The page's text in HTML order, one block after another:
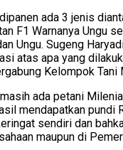
ada 3 jenis
F1 Warnanya Ungu
Ungu. Sugeng
atas apa yang
Kelompok Tani
ada petani
mendapatkan pundi
sendiri dan
maupun di